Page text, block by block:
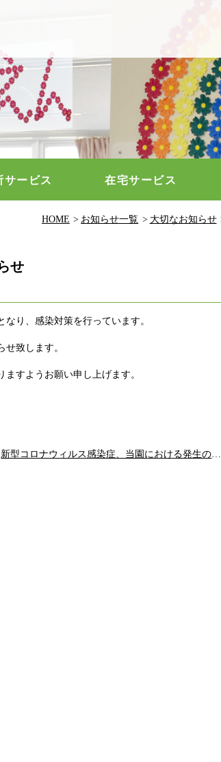
サービス 在宅サービス
HOME お知らせ一覧 大切なお知らせ
せ
り、感染対策を行っています。
致します。
すようお願い申し上げます。
新型コロナウィルス感染症、当園における発生の収束のお知らせ